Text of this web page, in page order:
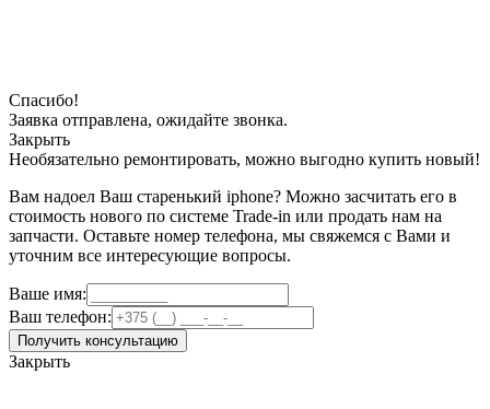
Спасибо!
Заявка отправлена, ожидайте звонка.
Закрыть
Необязательно ремонтировать, можно выгодно купить новый!
Вам надоел Ваш старенький iphone? Можно засчитать его в
стоимость нового по системе Trade-in или продать нам на
запчасти. Оставьте номер телефона, мы свяжемся с Вами и
уточним все интересующие вопросы.
Ваше имя:
Ваш телефон:
Получить консультацию
Закрыть